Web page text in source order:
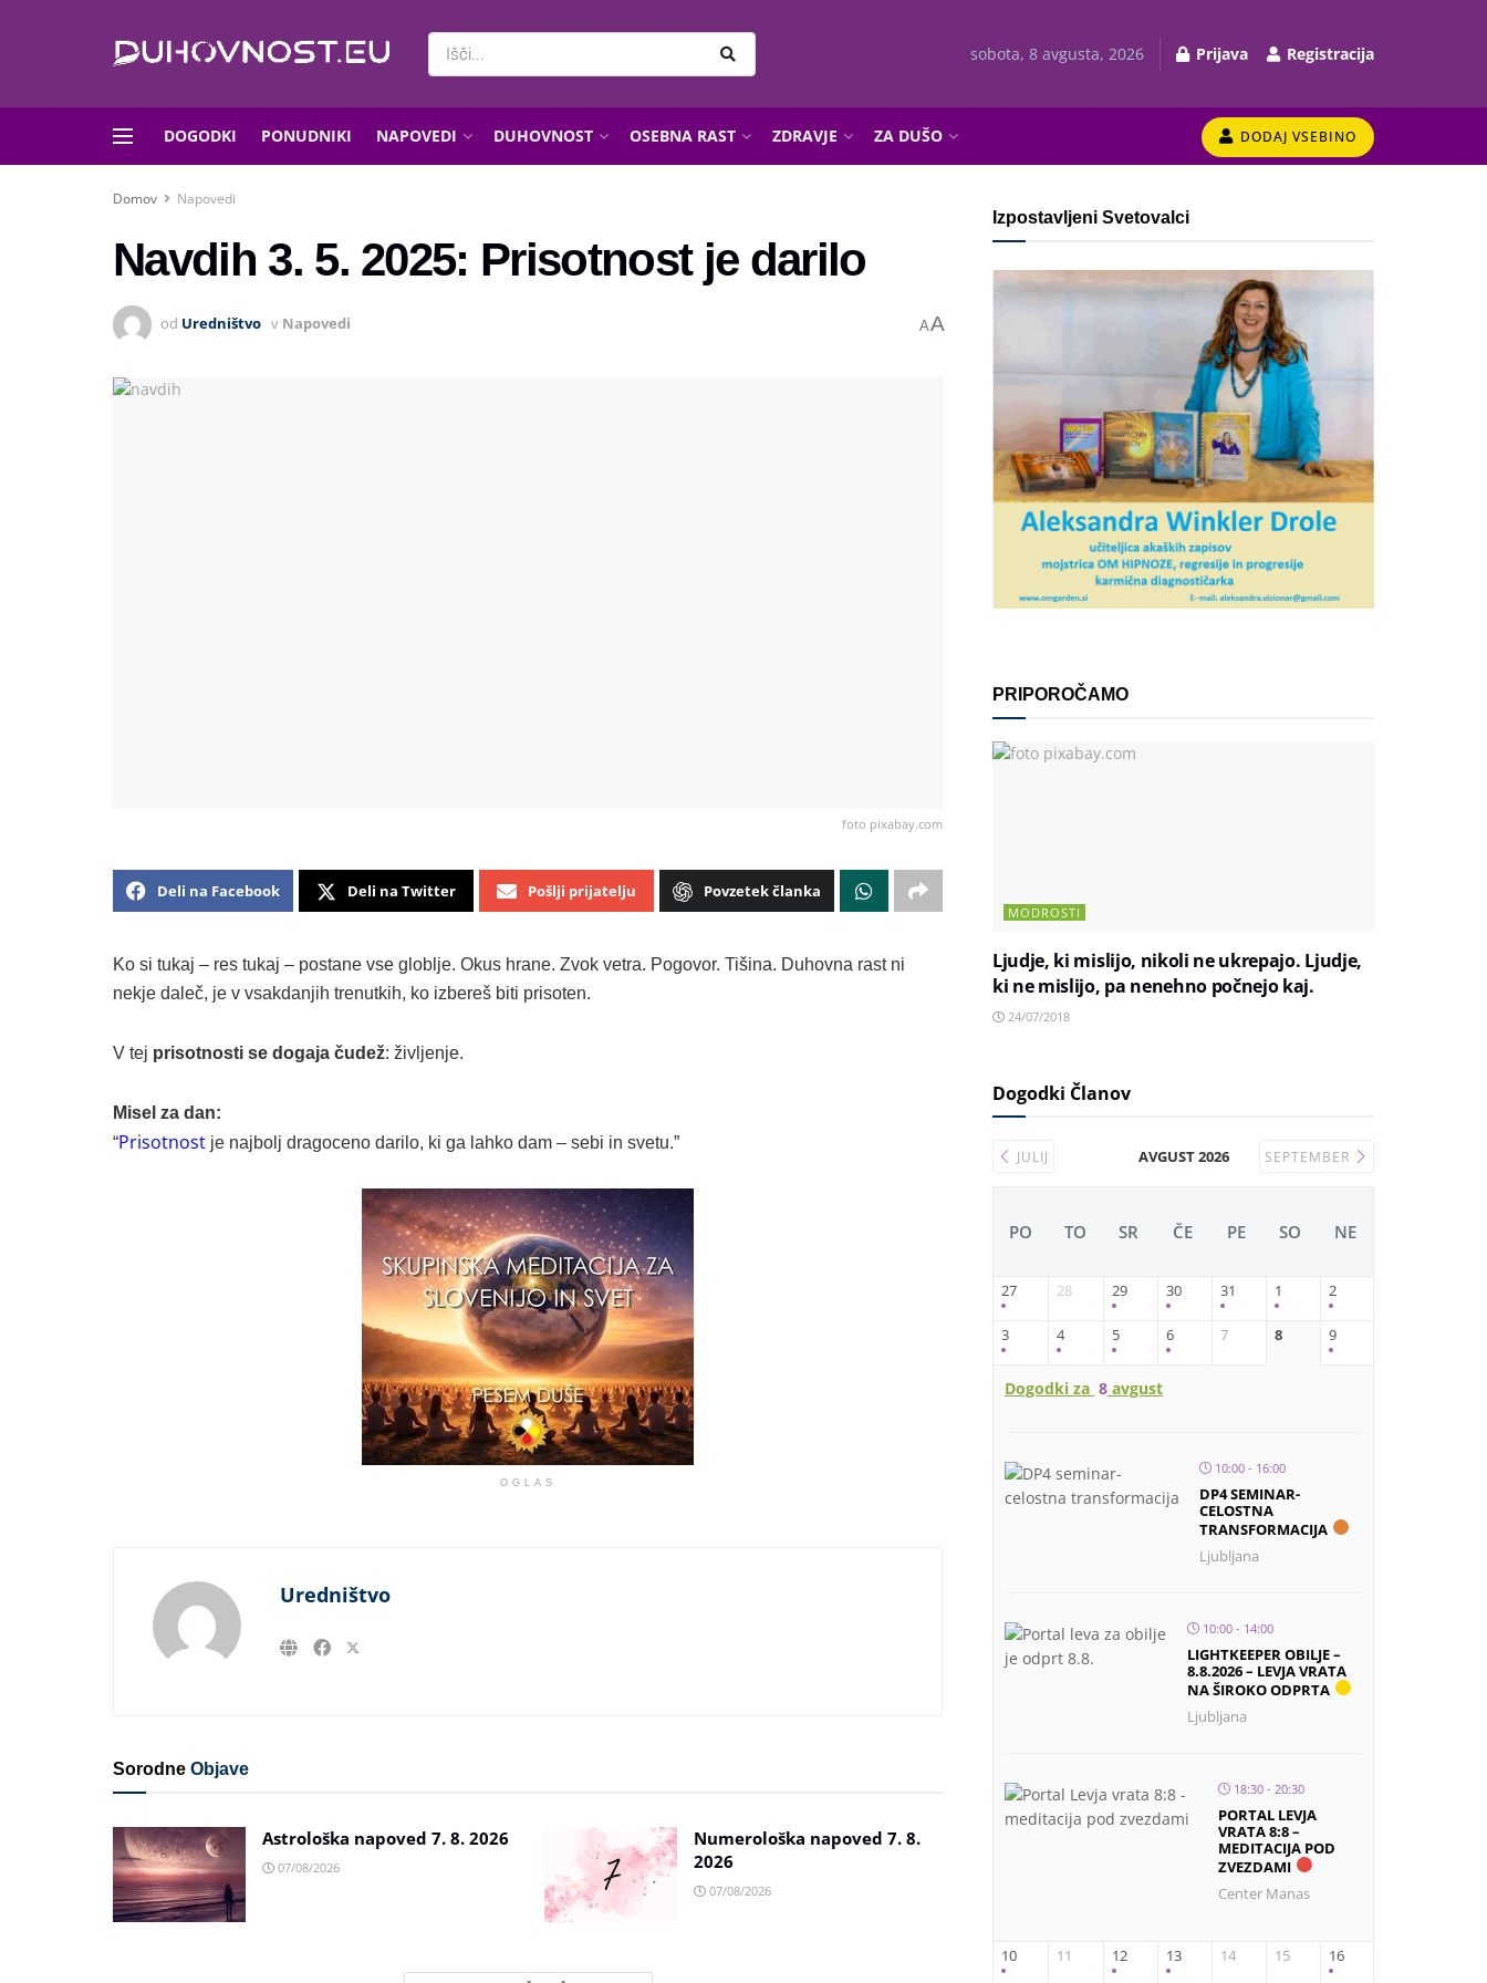
sobota, 8 avgusta, 2026 Prijava Registracija
DOGODKI PONUDNIKI NAPOVEDI DUHOVNOST OSEBNA RAST ZDRAVJE ZA DUŠO DODAJ VSEBINO
Domov Napovedi
Navdih 3. 5. 2025: Prisotnost je darilo
od Uredništvo v Napovedi AA
foto pixabay.com
Deli na Facebook Deli na Twitter Pošlji prijatelju Povzetek članka
Ko si tukaj – res tukaj – postane vse globlje. Okus hrane. Zvok vetra. Pogovor. Tišina. Duhovna rast ni
nekje daleč, je v vsakdanjih trenutkih, ko izbereš biti prisoten.
V tej prisotnosti se dogaja čudež: življenje.
Misel za dan:
“Prisotnost je najbolj dragoceno darilo, ki ga lahko dam – sebi in svetu.”
OGLAS
Uredništvo
Sorodne Objave
Astrološka napoved 7. 8. 2026
07/08/2026
Numerološka napoved 7. 8.
2026
07/08/2026
Izpostavljeni Svetovalci
PRIPOROČAMO
MODROSTI
Ljudje, ki mislijo, nikoli ne ukrepajo. Ljudje,
ki ne mislijo, pa nenehno počnejo kaj.
24/07/2018
Dogodki Članov
JULIJ AVGUST 2026 SEPTEMBER
PO TO SR ČE PE SO NE
27 28 29 30 31 1 2
3 4 5 6 7 8 9
Dogodki za 8 avgust
10:00 - 16:00
DP4 SEMINAR-
CELOSTNA
TRANSFORMACIJA
Ljubljana
10:00 - 14:00
LIGHTKEEPER OBILJE –
8.8.2026 – LEVJA VRATA
NA ŠIROKO ODPRTA
Ljubljana
18:30 - 20:30
PORTAL LEVJA
VRATA 8:8 –
MEDITACIJA POD
ZVEZDAMI
Center Manas
10 11 12 13 14 15 16